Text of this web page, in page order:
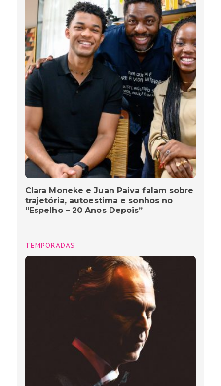
Clara Moneke e Juan Paiva falam sobre
trajetória, autoestima e sonhos no
“Espelho – 20 Anos Depois”
TEMPORADAS